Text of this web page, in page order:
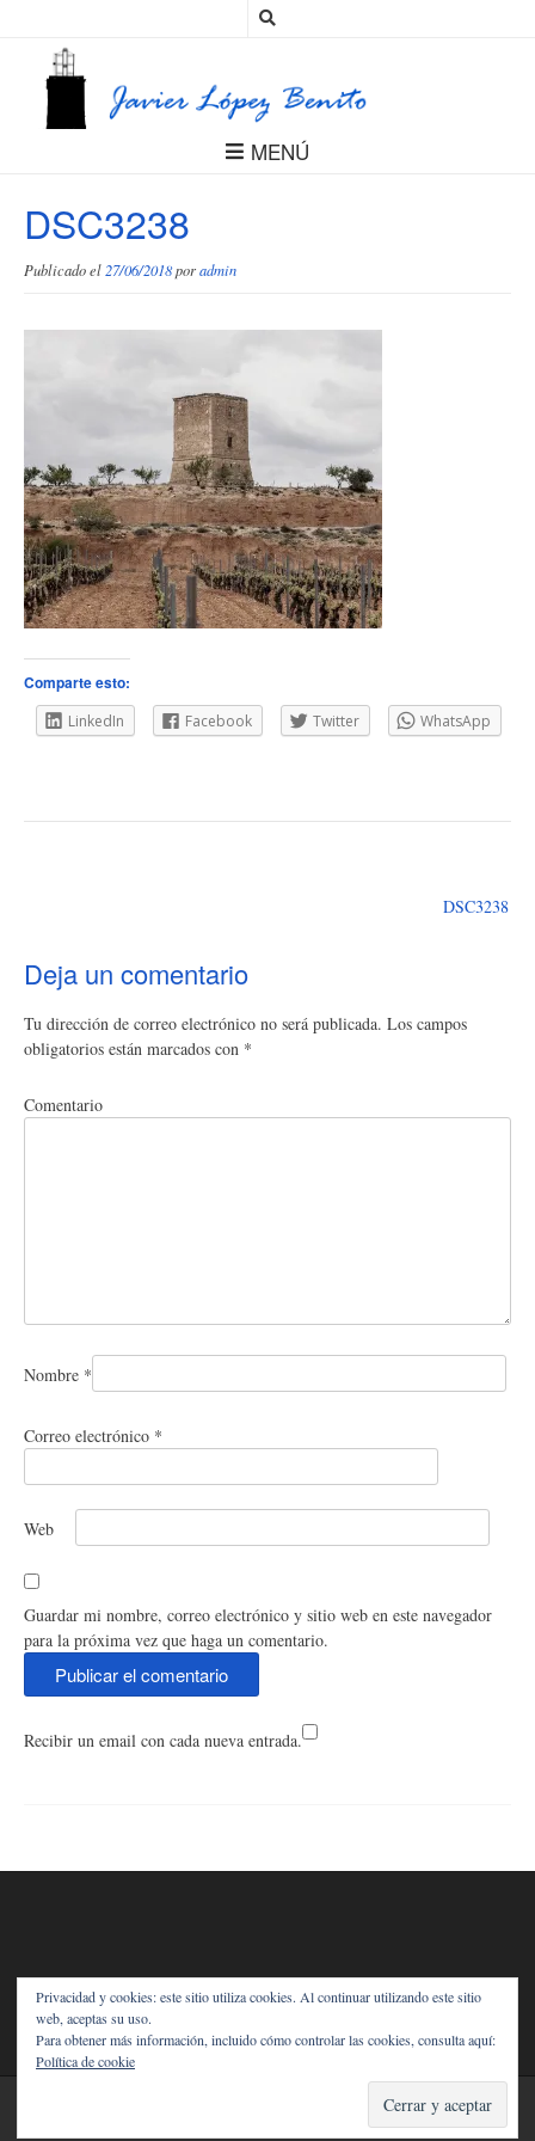
MENÚ
DSC3238
Publicado el 27/06/2018poradmin
Comparte esto:
LinkedIn Facebook Twitter WhatsApp
DSC3238
Deja un comentario
Tu dirección de correo electrónico no será publicada. Los campos
obligatorios están marcados con *
Comentario
Nombre *
Correo electrónico *
Web
Guardar mi nombre, correo electrónico y sitio web en este navegador
para la próxima vez que haga un comentario.
Recibir un email con cada nueva entrada.
Añade aquí tus propios widgets
FACEBOOK TWITTER LINKEDIN
Privacidad y cookies: este sitio utiliza cookies. Al continuar utilizando este sitio
web, aceptas su uso.
Para obtener más información, incluido cómo controlar las cookies, consulta aquí:
Política de cookie